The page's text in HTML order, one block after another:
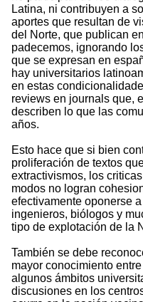
Latina, ni contribuyen a
aportes que resultan de
del Norte, que publican
padecemos, ignorando
que se expresan en
hay universitarios
en estas
reviews en journals que,
describen lo que las
años.
Esto hace que si bien
proliferación de textos
extractivismos, los
modos no logran
efectivamente oponerse
ingenieros, biólogos y
tipo de explotación de la
También se debe
mayor conocimiento
algunos ámbitos
discusiones en los